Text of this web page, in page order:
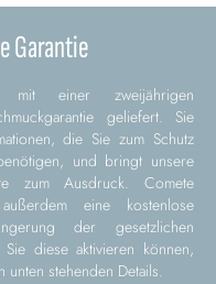
Garantie
mit einer zweijährigen
geliefert. Sie
die Sie zum Schutz
und bringt unsere
zum Ausdruck. Comete
eine kostenlose
der gesetzlichen
diese aktivieren können,
unten stehenden Details.